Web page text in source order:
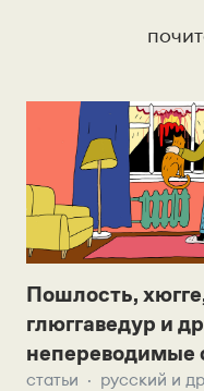
Пошлость,
глюггаведур и
непереводимые
статьи русский и